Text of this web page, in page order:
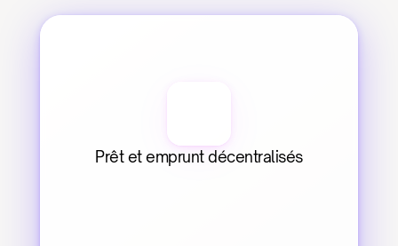
Prêt et emprunt décentralisés